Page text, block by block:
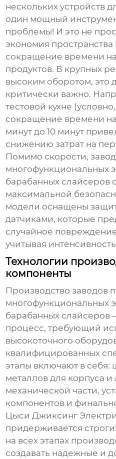
нескольких устройств
один мощный
проблемы! И это не
экономия пространства
сокращение времени на
продуктов. В крупных
высоким оборотом, это
критически важно.
тестовой кухне
сокращение времени
минут до 10 минут
снижению затрат на
Помимо скорости,
многофункциональных
барабанных слайсеров
максимальной
модели оснащены
датчиками, которые
случайное
учитывая
Технологии
компоненты
Производствозаводов
многофункциональных
барабанных слайсеров
процесс, требующий
высокоточного
квалифицированных
этапы включают в себя:
металлов для корпуса и
механической части,
компонентов и
Цыси Джиксинг
придерживается
на всех этапах
создавать надежные и